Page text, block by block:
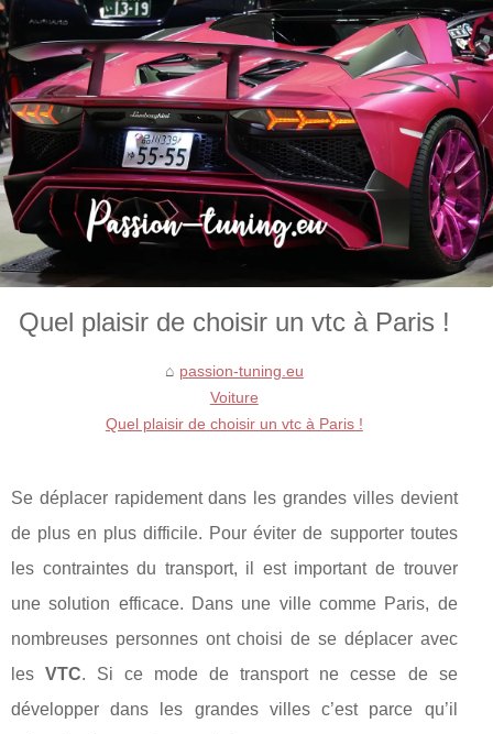
Quel plaisir de choisir un vtc à Paris !
passion-tuning.eu
Voiture
Quel plaisir de choisir un vtc à Paris !
Se déplacer rapidement dans les grandes villes devient
de plus en plus difficile. Pour éviter de supporter toutes
les contraintes du transport, il est important de trouver
une solution efficace. Dans une ville comme Paris, de
nombreuses personnes ont choisi de se déplacer avec
lesVTC. Si ce mode de transport ne cesse de se
développer dans les grandes villes c’est parce qu’il